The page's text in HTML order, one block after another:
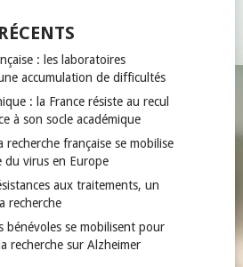
: les laboratoires
accumulation de difficultés
: la France résiste au recul
à son socle académique
recherche française se mobilise
du virus en Europe
aux traitements, un
recherche
bénévoles se mobilisent pour
recherche sur Alzheimer